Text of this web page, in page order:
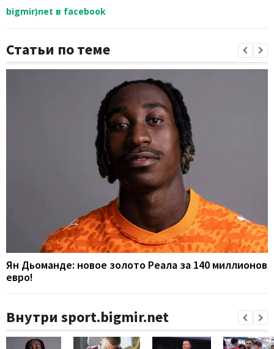
bigmir)net в facebook
Статьи по теме
Ян Дьоманде: новое золото Реала за 140 миллионов
евро!
Внутри sport.bigmir.net